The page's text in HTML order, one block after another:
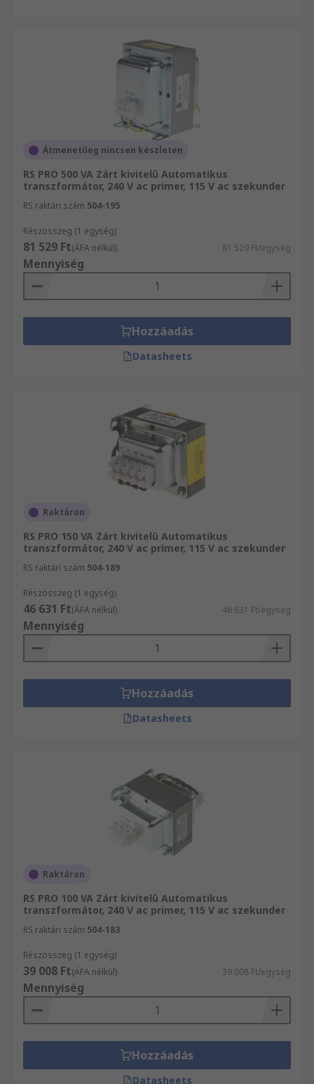
Átmenetileg nincsen készleten
RS PRO 500 VA Zárt kivitelű Automatikus
transzformátor, 240 V ac primer, 115 V ac szekunder
RS raktári szám 504-195
Részösszeg (1 egység)
81 529 Ft(ÁFA nélkül) 81 529 Ft/egység
Mennyiség
Hozzáadás
Datasheets
Raktáron
RS PRO 150 VA Zárt kivitelű Automatikus
transzformátor, 240 V ac primer, 115 V ac szekunder
RS raktári szám 504-189
Részösszeg (1 egység)
46 631 Ft(ÁFA nélkül) 46 631 Ft/egység
Mennyiség
Hozzáadás
Datasheets
Raktáron
RS PRO 100 VA Zárt kivitelű Automatikus
transzformátor, 240 V ac primer, 115 V ac szekunder
RS raktári szám 504-183
Részösszeg (1 egység)
39 008 Ft(ÁFA nélkül) 39 008 Ft/egység
Mennyiség
Hozzáadás
Datasheets